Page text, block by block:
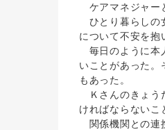
ケアマネジャー
ひとり暮らしの
について不安を抱
毎日のように本
いことがあった。
もあった。
Ｋさんのきょう
ければならないこ
関係機関との連